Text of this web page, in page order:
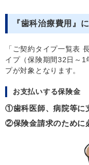
『歯科治療費用』
「ご契約タイプ一覧表
イプ（保険期間32日～
プが対象となります。
お支払いする保険金
①歯科医師、病院等に
②保険金請求のために